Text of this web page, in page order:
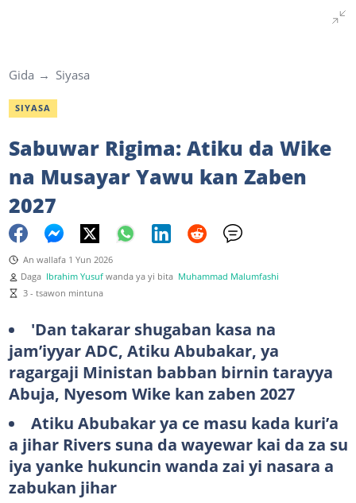
Gida Siyasa
SIYASA
Sabuwar Rigima: Atiku da Wike
na Musayar Yawu kan Zaben
2027
An wallafa 1 Yun 2026
Daga Ibrahim Yusuf wanda ya yi bita Muhammad Malumfashi
3 - tsawon mintuna
'Dan takarar shugaban kasa na
jam’iyyar ADC, Atiku Abubakar, ya
ragargaji Ministan babban birnin tarayya
Abuja, Nyesom Wike kan zaben 2027
Atiku Abubakar ya ce masu kada kuri’a
a jihar Rivers suna da wayewar kai da za su
iya yanke hukuncin wanda zai yi nasara a
zabukan jihar